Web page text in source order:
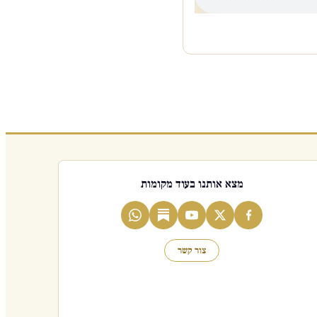
מצא אותנו בעוד מקומות
צור קשר